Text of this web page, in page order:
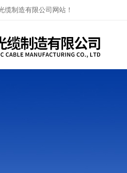
缆制造有限公司网站！